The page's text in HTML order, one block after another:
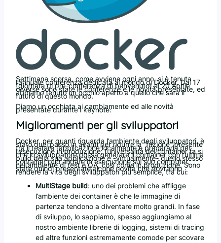
Settimana scorsa, come avviene ogni anno, si è tenuta
l’annuale conferenza dedicata al mondo di Docker. Dal 17
(giornata di pre-conferenza di benvenuto) al 20 Aprile
diverse sono state le conferenze e le novità presentate, ed
abbiamo tenuto un occhio aperto a quello che sarà il
futuro di questo mondo.
Diamo un occhiata ai cambiamente ed alle novità
presentate durante i keynote:
Miglioramenti per gli sviluppatori
Docker, per quanti riguarda l’ambiente degli sviluppatori, è
stato quel passo in avanti per ridurre la “frizione” presente
tra il testare l’applicazione localmente e prepararla per
l’esecuzione in produzione; l’universalità dei container fa si
che lo sviluppatore possa generare il container con l’ultima
build della sua applicazione e -virtualmente- quello stesso
container può andare in esecuzione sul suo computer,
nell’ambiente di test e QA, così come in produzione. Sono
state quindi presentate alcune novità che dovranno
rendere la vita degli sviluppatori più semplice, tra cui:
MultiStage build: uno dei problemi che affligge
l’ambiente dei container è che le immagine di
partenza tendono a diventare molto grandi. In fase
di sviluppo, lo sappiamo, spesso aggiungiamo al
nostro ambiente librerie di logging, sistemi di tracing
ed altre funzioni estremamente comode per scovare